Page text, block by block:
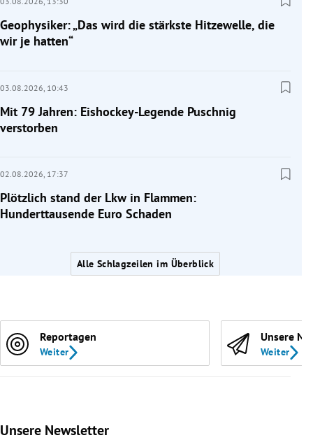
Geophysiker: „Das wird die stärkste Hitzewelle, die
wir je hatten“
03.08.2026, 10:43
Mit 79 Jahren: Eishockey-Legende Puschnig
verstorben
02.08.2026, 17:37
Plötzlich stand der Lkw in Flammen:
Hunderttausende Euro Schaden
Alle Schlagzeilen im Überblick
Reportagen
Weiter
Unsere
Weiter
Unsere Newsletter
Slide 1 von 9